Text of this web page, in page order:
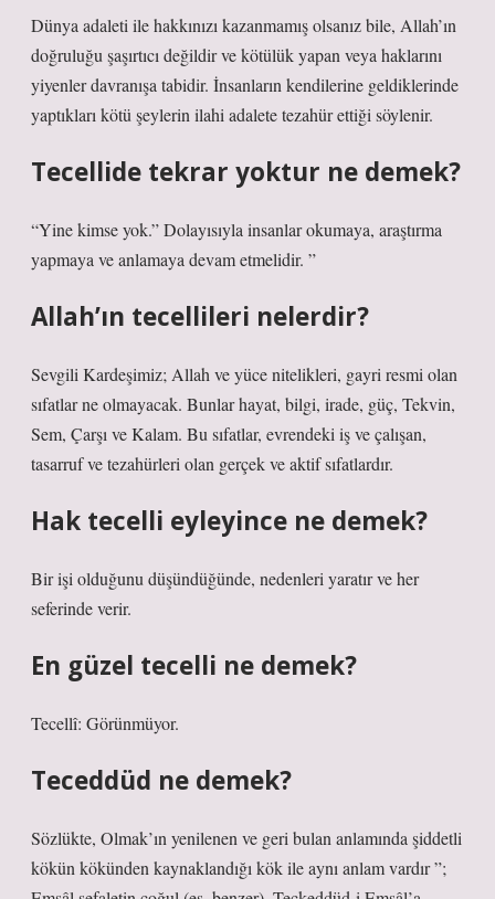
Dünya adaleti ile hakkınızı kazanmamış olsanız bile, Allah’ın
doğruluğu şaşırtıcı değildir ve kötülük yapan veya haklarını
yiyenler davranışa tabidir. İnsanların kendilerine geldiklerinde
yaptıkları kötü şeylerin ilahi adalete tezahür ettiği söylenir.
Tecellide tekrar yoktur ne demek?
“Yine kimse yok.” Dolayısıyla insanlar okumaya, araştırma
yapmaya ve anlamaya devam etmelidir. ”
Allah’ın tecellileri nelerdir?
Sevgili Kardeşimiz; Allah ve yüce nitelikleri, gayri resmi olan
sıfatlar ne olmayacak. Bunlar hayat, bilgi, irade, güç, Tekvin,
Sem, Çarşı ve Kalam. Bu sıfatlar, evrendeki iş ve çalışan,
tasarruf ve tezahürleri olan gerçek ve aktif sıfatlardır.
Hak tecelli eyleyince ne demek?
Bir işi olduğunu düşündüğünde, nedenleri yaratır ve her
seferinde verir.
En güzel tecelli ne demek?
Tecellî: Görünmüyor.
Teceddüd ne demek?
Sözlükte, Olmak’ın yenilenen ve geri bulan anlamında şiddetli
kökün kökünden kaynaklandığı kök ile aynı anlam vardır ”;